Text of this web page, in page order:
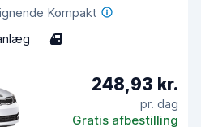
Kompakt
4
248,93 kr.
pr. dag
Gratis afbestilling